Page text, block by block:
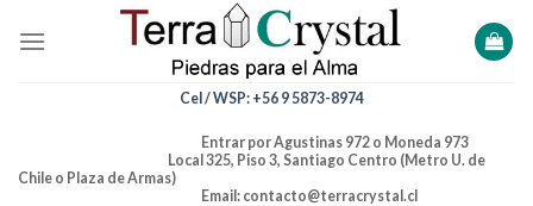
Cel / WSP: +56 9 5873-8974
Entrar por Agustinas 972 o Moneda 973
Local 325, Piso 3, Santiago Centro (Metro U. de
Chile o Plaza de Armas)
Email: contacto@terracrystal.cl